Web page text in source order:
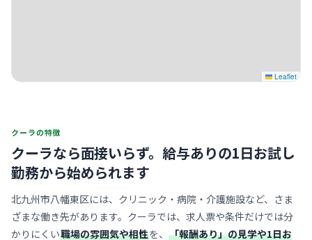
Leaflet
クーラの特徴
クーラなら面接いらず。 給与ありの1日お試し
勤務から始められます
北九州市八幡東区には、クリニック・病院・介護施設など、さま
ざまな働き先があります。クーラでは、求人票や条件だけでは分
かりにくい職場の雰囲気や相性を、 「報酬あり」の見学や1日お